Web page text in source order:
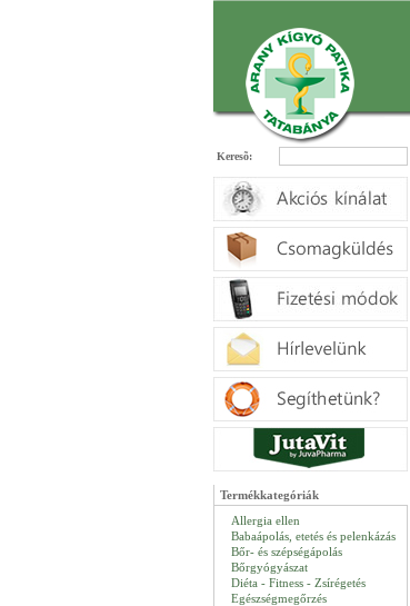
Keresõ:
Termékkategóriák
Allergia ellen
Babaápolás, etetés és pelenkázás
Bőr- és szépségápolás
Bőrgyógyászat
Diéta - Fitness - Zsírégetés
Egészségmegőrzés